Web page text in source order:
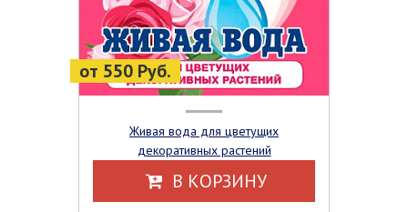
от 550 Руб.
Живая вода для цветущих
декоративных растений
В КОРЗИНУ